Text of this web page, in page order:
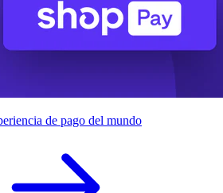
de pago del mundo